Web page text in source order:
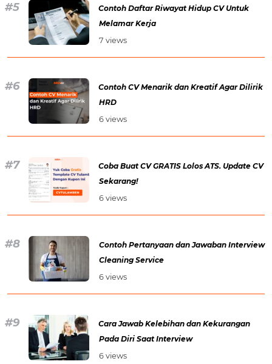
Contoh Daftar Riwayat Hidup CV Untuk
Melamar Kerja
7 views
Contoh CV Menarik dan Kreatif Agar Dilirik
HRD
6 views
Coba Buat CV GRATIS Lolos ATS. Update CV
Sekarang!
6 views
Contoh Pertanyaan dan Jawaban Interview
Cleaning Service
6 views
Cara Jawab Kelebihan dan Kekurangan
Pada Diri Saat Interview
6 views